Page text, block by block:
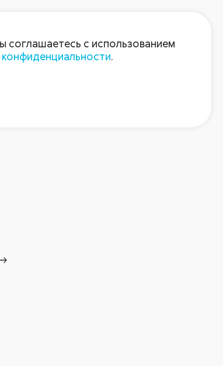
соглашаетесь с использованием
.